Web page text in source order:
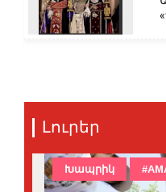
Լուրեր
Խապրիկ